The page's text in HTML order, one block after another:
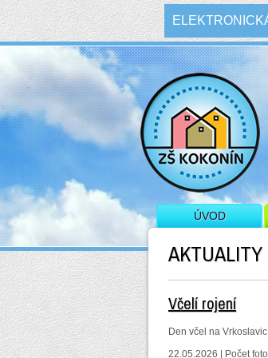
AKTUALITY
Včelí rojení
Den včel na
22.05.2026 | Počet
PREZENTACE
ÚVOD